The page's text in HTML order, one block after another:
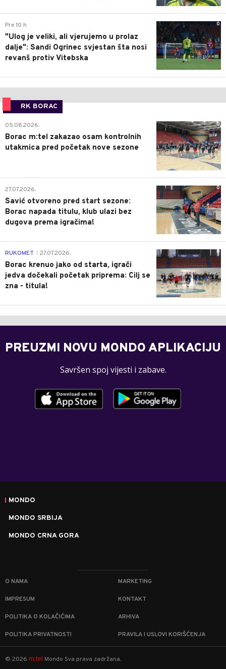
0
Pre 10 h
"Ulog je veliki, ali vjerujemo u prolaz
dalje": Sandi Ogrinec svjestan šta nosi
revanš protiv Vitebska
RK BORAC
0
05.08.2026.
Borac m:tel zakazao osam kontrolnih
utakmica pred početak nove sezone
0
27.07.2026.
Savić otvoreno pred start sezone:
Borac napada titulu, klub ulazi bez
dugova prema igračima!
0
RUKOMET 27.07.2026.
Borac krenuo jako od starta, igrači
jedva dočekali početak priprema: Cilj se
zna - titula!
PREUZMI NOVU MONDO APLIKACIJU
Savršen spoj vijesti i zabave.
MONDO
MONDO SRBIJA
MONDO CRNA GORA
O NAMA MARKETING
IMPRESUM KONTAKT
POLITIKA O KOLAČIĆIMA ARHIVA
POLITIKA PRIVATNOSTI PRAVILA I USLOVI KORIŠĆENJA
© 2026 m:tel Mondo Sva prava zadržana.